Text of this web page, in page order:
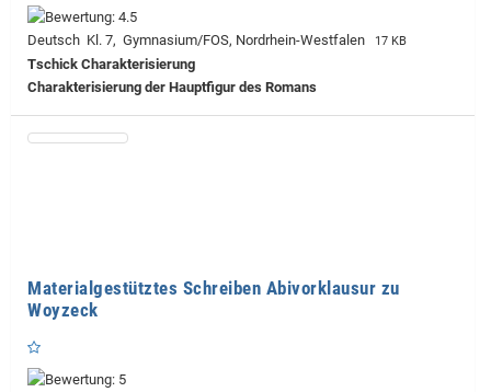
Deutsch Kl. 7, Gymnasium/FOS, Nordrhein-Westfalen 17 KB
Tschick Charakterisierung
Charakterisierung der Hauptfigur des Romans
Materialgestütztes Schreiben Abivorklausur zu
Woyzeck